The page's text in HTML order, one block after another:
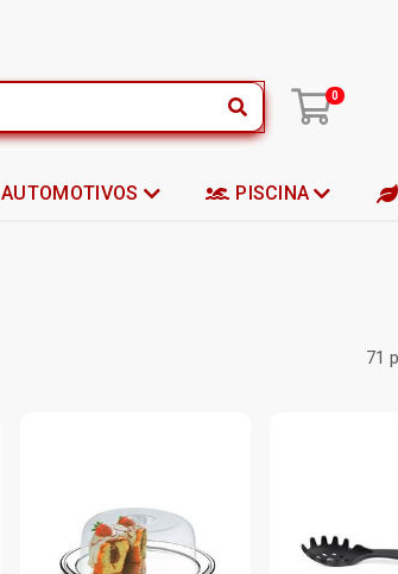
0
AUTOMOTIVOS PISCINA
71